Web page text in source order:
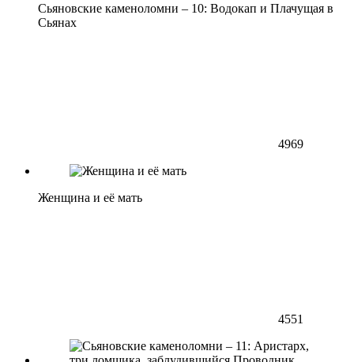
Сьяновские каменоломни – 10: Водокап и Плачущая в
Сьянах
4969
Женщина и её мать
4551